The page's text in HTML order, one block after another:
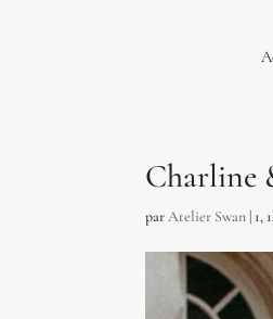
Charline
parAtelier Swan | 1,